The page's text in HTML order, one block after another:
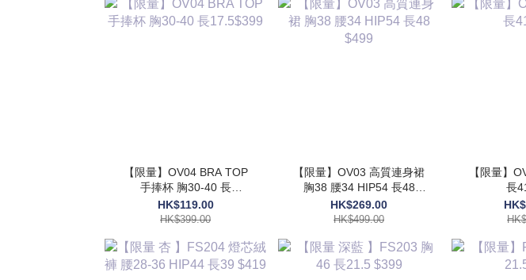
【限量】OV04 BRA TOP
手捧杯 胸30-40 長
17.5$399
HK$119.00
HK$399.00
【限量】OV03 高質連身裙
胸38 腰34 HIP54 長48
$499
HK$269.00
HK$499.00
【限量】
長